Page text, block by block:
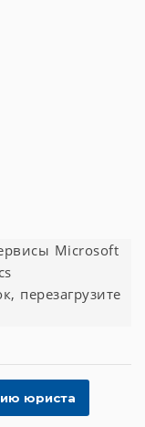
Microsoft
перезагрузите